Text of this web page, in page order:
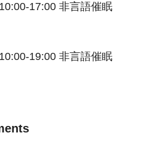
17:00 非言語催眠
19:00 非言語催眠